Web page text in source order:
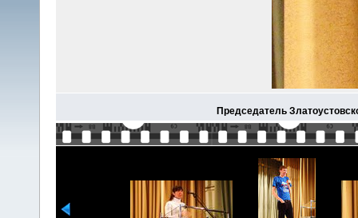
Председатель